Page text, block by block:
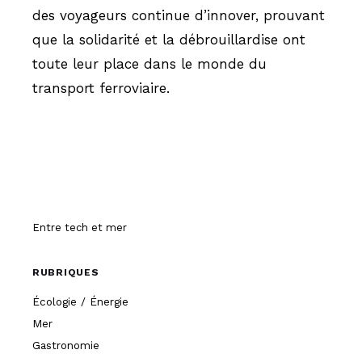
des voyageurs continue d’innover, prouvant
que la solidarité et la débrouillardise ont
toute leur place dans le monde du
transport ferroviaire.
Entre tech et mer
RUBRIQUES
Écologie / Énergie
Mer
Gastronomie